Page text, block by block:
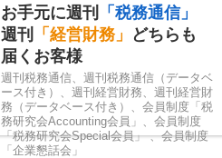
お手元に週刊
「税務通信」
週刊
「経営財務」
どちらも
届くお客様
週刊税務通信、週刊税務通信（データベ
ース付き）、週刊経営財務、週刊経営財
務（データベース付き）、会員制度「税
務研究会Accounting会員」、会員制度
「税務研究会Special会員」 、会員制度
「企業懇話会」